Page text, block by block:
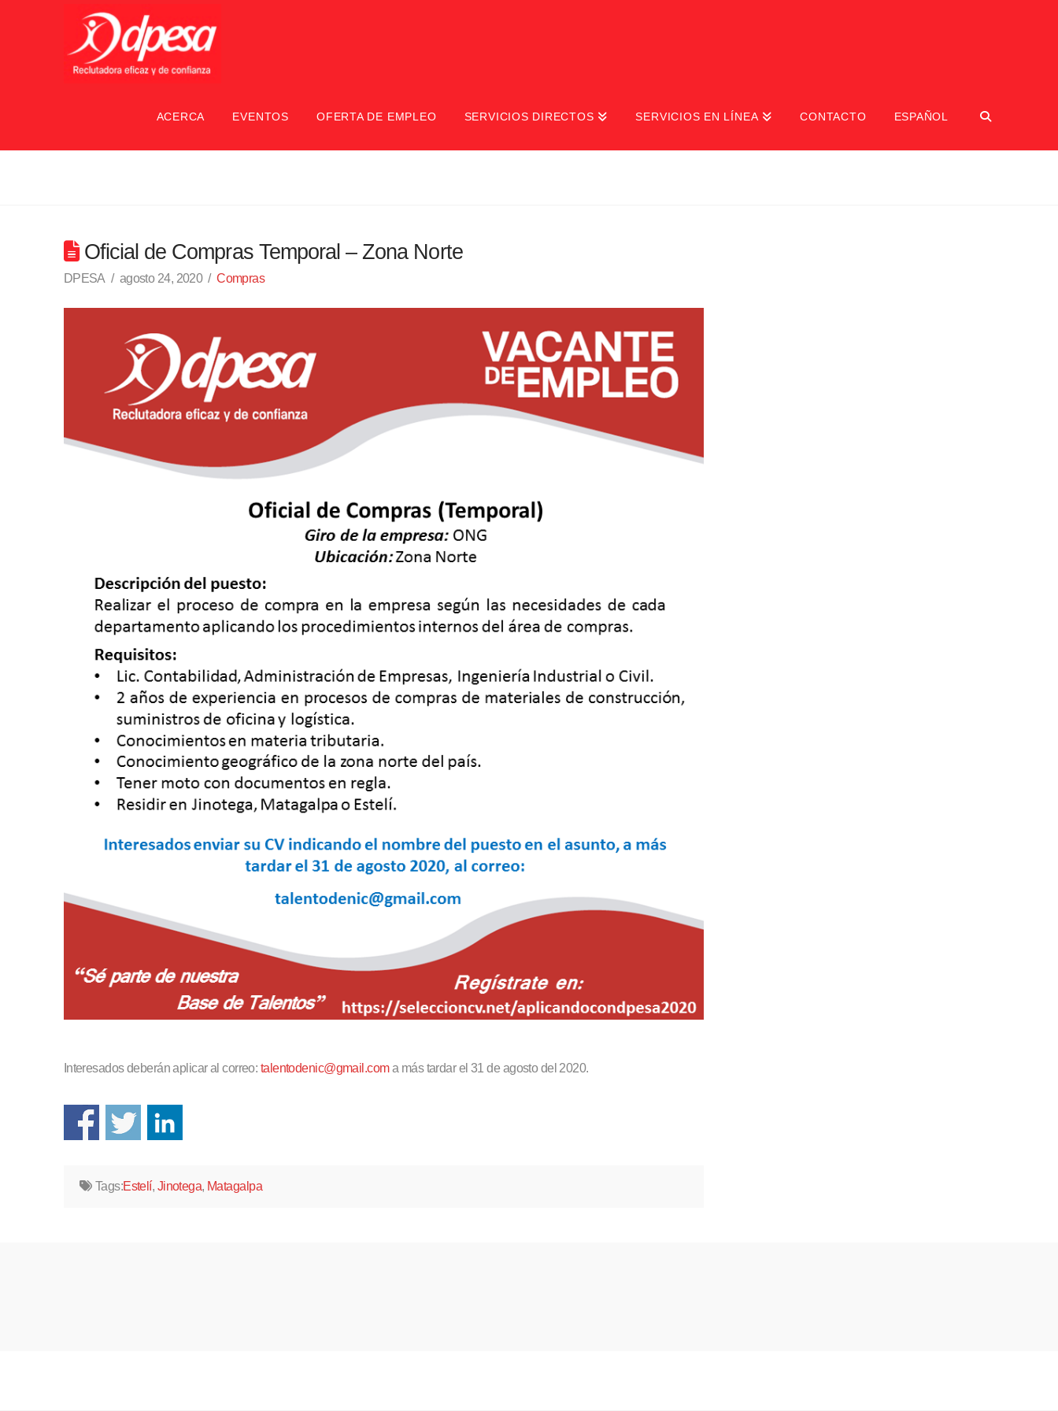
ACERCA EVENTOS OFERTA DE EMPLEO SERVICIOS DIRECTOS SERVICIOS EN LÍNEA CONTACTO ESPAÑOL
Oficial de Compras Temporal – Zona Norte
DPESA agosto 24, 2020 Compras
Interesados deberán aplicar al correo: talentodenic@gmail.coma más tardar el 31 de agosto del 2020.
Tags:Estelí, Jinotega, Matagalpa